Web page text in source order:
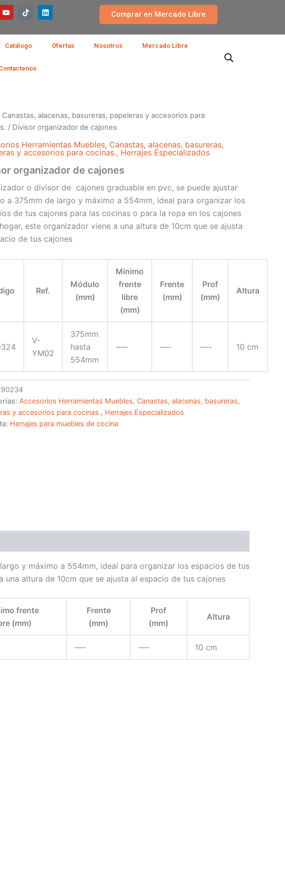
Y
o
u
u
b
T
i
o
k
L
i
n
e
Comprar en Mercado Libre
Catálogo Ofertas Nosotros Mercado Libre
Canastas, alacenas, basureras, papeleras y accesorios para
/ Divisor organizador de cajones
Herramientas Muebles, Canastas, alacenas, basureras,
y accesorios para cocinas., Herrajes Especializados
organizador de cajones
o divisor de cajones graduable en pvc, se puede ajustar
a 375mm de largo y máximo a 554mm, ideal para organizar los
de tus cajones para las cocinas o para la ropa en los cajones
este organizador viene a una altura de 10cm que se ajusta
de tus cajones
Ref.
Módulo
(mm)
Mínimo
frente
libre
(mm)
Frente
(mm)
Prof
(mm)
Altura
V-
YM02
375mm
hasta
554mm
—– —- —- 10 cm
Accesorios Herramientas Muebles, Canastas, alacenas, basureras,
y accesorios para cocinas., Herrajes Especializados
Herrajes para muebles de cocina
y máximo a 554mm, ideal para organizar los espacios de tus
altura de 10cm que se ajusta al espacio de tus cajones
frente
(mm)
Frente
(mm)
Prof
(mm)
Altura
—- —- 10 cm